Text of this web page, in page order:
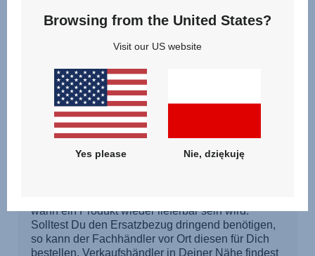
Browsing from the United States?
Visit our US website
Yes please Nie, dziękuję